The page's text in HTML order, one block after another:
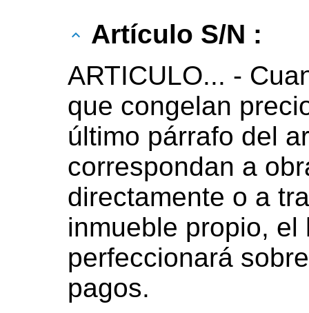
Artículo S/N :
ARTICULO... -
que congelan
último párrafo del
correspondan a
directamente o a
inmueble propio,
perfeccionará
pagos.